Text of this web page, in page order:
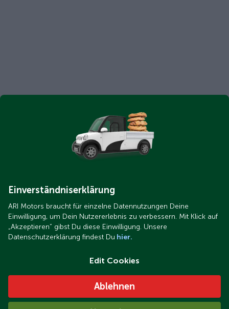
Einverständniserklärung
ARI Motors braucht für einzelne Datennutzungen Deine
Einwilligung, um Dein Nutzererlebnis zu verbessern. Mit Klick auf
„Akzeptieren“ gibst Du diese Einwilligung. Unsere
Datenschutzerklärung findest Du hier.
Edit Cookies
Ablehnen